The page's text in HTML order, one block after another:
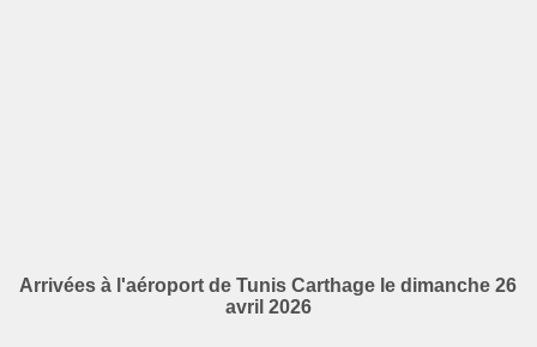
Arrivées à l'aéroport de Tunis Carthage le dimanche 26
avril 2026